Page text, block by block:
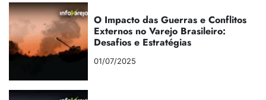
O Impacto das Guerras e Conflitos
Externos no Varejo Brasileiro:
Desafios e Estratégias
01/07/2025